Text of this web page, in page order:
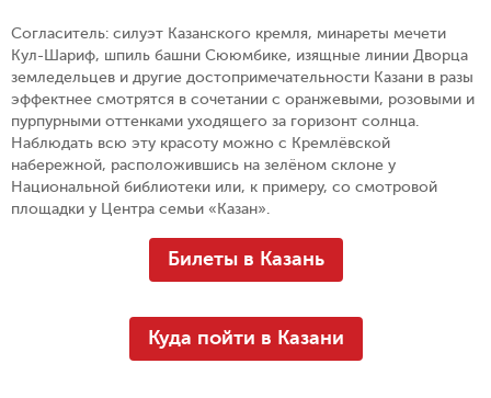
Согласитель: силуэт Казанского кремля, минареты мечети
Кул-Шариф, шпиль башни Сююмбике, изящные линии Дворца
земледельцев и другие достопримечательности Казани в разы
эффектнее смотрятся в сочетании с оранжевыми, розовыми и
пурпурными оттенками уходящего за горизонт солнца.
Наблюдать всю эту красоту можно с Кремлёвской
набережной, расположившись на зелёном склоне у
Национальной библиотеки или, к примеру, со смотровой
площадки у Центра семьи «Казан».
Билеты в Казань
Куда пойти в Казани